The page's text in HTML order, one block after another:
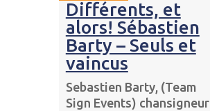
Différents, et
alors! Sébastien
Barty – Seuls et
vaincus
Sebastien Barty, (Team
Sign Events) chansigneur